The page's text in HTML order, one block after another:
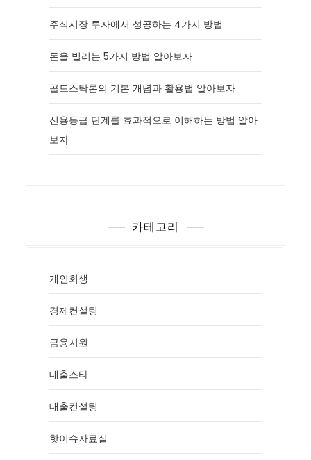
주식시장 투자에서 성공하는 4가지 방법
돈을 빌리는 5가지 방법 알아보자
골드스탁론의 기본 개념과 활용법 알아보자
신용등급 단계를 효과적으로 이해하는 방법 알아
보자
카테고리
개인회생
경제컨설팅
금융지원
대출스타
대출컨설팅
핫이슈자료실